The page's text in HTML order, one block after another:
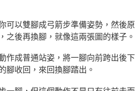
可以雙腳成弓箭步準備姿勢，然後原
之後再換腳，就像這兩張圖的樣子。
作成普通站姿，將一腳向前跨出後下
腳收回，來回換腳踏出。